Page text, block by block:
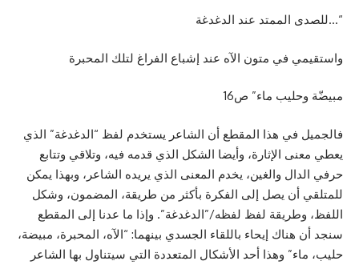
“…للصدى الممتد عند الدغدغة
واستقيمي في متون الآه عند إشباع الفراغ لتلك المحبرة
مبيضّة وحليب ماء” ص16
فالجميل في هذا المقطع أن الشاعر يستخدم لفظ “الدغدغة” الذي
يعطي معنى الإثارة، وأيضا الشكل الذي قدمه فيه، وتلاقي وتتابع
حرفي الدال والغين، يخدم المعنى الذي يريده الشاعر، وبهذا يمكن
للمتلقي أن يصل إلى الفكرة بأكثر من طريقة، المضمون، وشكل
اللفظ، وطريقة لفظ لفظه/”الدغدغة”. وإذا ما عدنا إلى المقطع
سنجد أن هناك إيحاء باللقاء الجسدي بينهما: “الآه، المحبرة، مبيضة،
حليب، ماء” وهذا أحد الأشكال المتعددة التي سيتناول بها الشاعر